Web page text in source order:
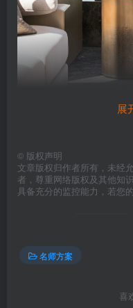
展
© 版权声明
文章版权归作者所有，未经
者，尊重网络版权及其他知
具备充分的监控能力，若您
名师方案
喜